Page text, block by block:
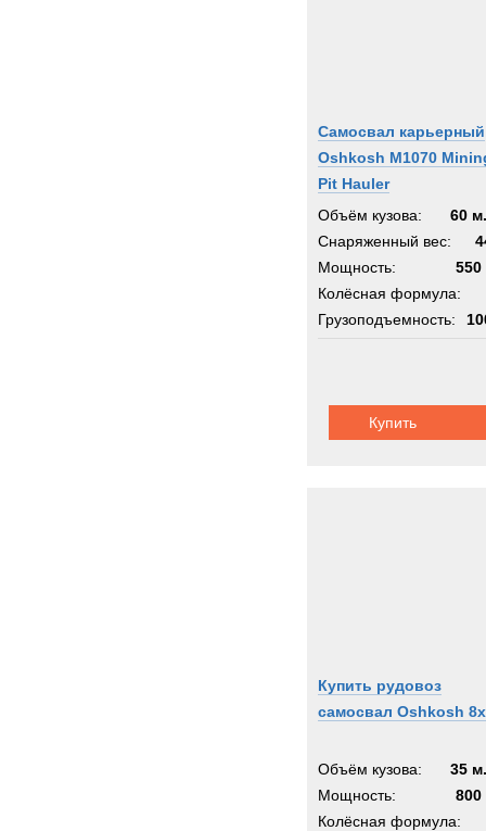
Самосвал карьерный
Oshkosh M1070
Pit Hauler
Объём кузова:
60
Снаряженный вес:
Мощность:
550
Колёсная формула:
Грузоподъемность:
Купить
Купить рудовоз
самосвал Oshkosh
Объём кузова:
35
Мощность:
800
Колёсная формула: